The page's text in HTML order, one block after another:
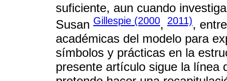
suficiente, aun cuando
Susan Gillespie (2000, 2011),
académicas del modelo para
símbolos y prácticas en la
presente artículo sigue la línea